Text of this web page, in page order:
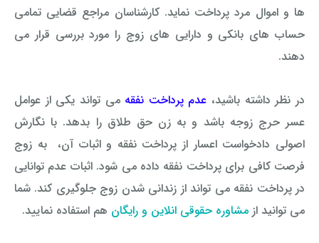
ها و اموال مرد پرداخت نماید. کارشناسان مراجع قضایی تمامی
حساب های بانکی و دارایی های زوج را مورد بررسی قرار می
دهند.
در نظر داشته باشید، عدم پرداخت نفقهمی تواند یکی از عوامل
عسر حرج زوجه باشد و به زن حق طلاق را بدهد. با نگارش
اصولی دادخواست اعسار از پرداخت نفقه و اثبات آن، به زوج
فرصت کافی برای پرداخت نفقه داده می شود. اثبات عدم توانایی
در پرداخت نفقه می تواند از زندانی شدن زوج جلوگیری کند. شما
می توانید از مشاوره حقوقی انلاین و رایگان هم استفاده نمایید.